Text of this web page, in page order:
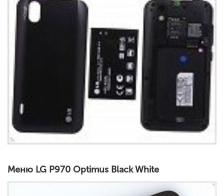
Меню LG P970 Optimus Black White